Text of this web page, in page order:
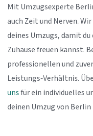
Mit Umzugsexperte
auch Zeit und Nerven.
deines Umzugs, damit
Zuhause freuen kannst.
professionellen und
Leistungs-Verhältnis.
unsfür ein individuelles
deinen Umzug von Berlin